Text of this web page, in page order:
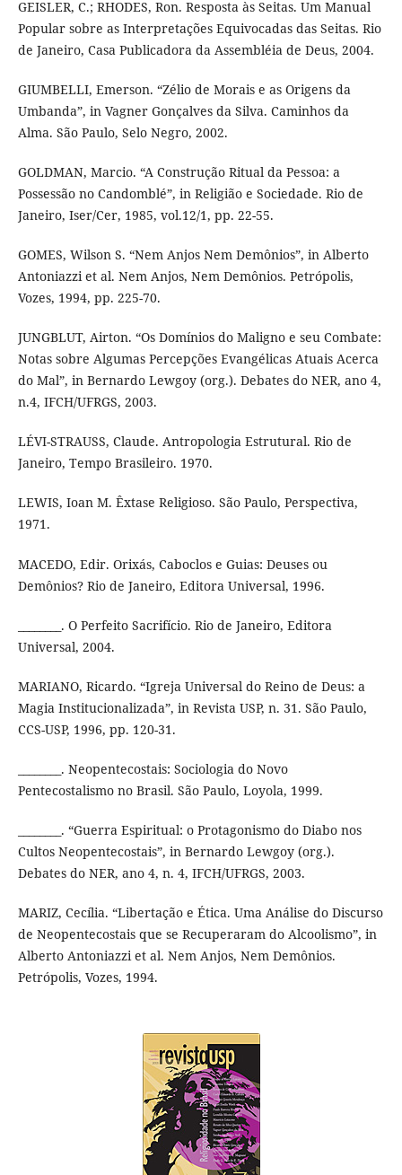
GEISLER, C.; RHODES, Ron. Resposta às Seitas. Um Manual
Popular sobre as Interpretações Equivocadas das Seitas. Rio
de Janeiro, Casa Publicadora da Assembléia de Deus, 2004.
GIUMBELLI, Emerson. “Zélio de Morais e as Origens da
Umbanda”, in Vagner Gonçalves da Silva. Caminhos da
Alma. São Paulo, Selo Negro, 2002.
GOLDMAN, Marcio. “A Construção Ritual da Pessoa: a
Possessão no Candomblé”, in Religião e Sociedade. Rio de
Janeiro, Iser/Cer, 1985, vol.12/1, pp. 22-55.
GOMES, Wilson S. “Nem Anjos Nem Demônios”, in Alberto
Antoniazzi et al. Nem Anjos, Nem Demônios. Petrópolis,
Vozes, 1994, pp. 225-70.
JUNGBLUT, Airton. “Os Domínios do Maligno e seu Combate:
Notas sobre Algumas Percepções Evangélicas Atuais Acerca
do Mal”, in Bernardo Lewgoy (org.). Debates do NER, ano 4,
n.4, IFCH/UFRGS, 2003.
LÉVI-STRAUSS, Claude. Antropologia Estrutural. Rio de
Janeiro, Tempo Brasileiro. 1970.
LEWIS, Ioan M. Êxtase Religioso. São Paulo, Perspectiva,
1971.
MACEDO, Edir. Orixás, Caboclos e Guias: Deuses ou
Demônios? Rio de Janeiro, Editora Universal, 1996.
________. O Perfeito Sacrifício. Rio de Janeiro, Editora
Universal, 2004.
MARIANO, Ricardo. “Igreja Universal do Reino de Deus: a
Magia Institucionalizada”, in Revista USP, n. 31. São Paulo,
CCS-USP, 1996, pp. 120-31.
________. Neopentecostais: Sociologia do Novo
Pentecostalismo no Brasil. São Paulo, Loyola, 1999.
________. “Guerra Espiritual: o Protagonismo do Diabo nos
Cultos Neopentecostais”, in Bernardo Lewgoy (org.).
Debates do NER, ano 4, n. 4, IFCH/UFRGS, 2003.
MARIZ, Cecília. “Libertação e Ética. Uma Análise do Discurso
de Neopentecostais que se Recuperaram do Alcoolismo”, in
Alberto Antoniazzi et al. Nem Anjos, Nem Demônios.
Petrópolis, Vozes, 1994.